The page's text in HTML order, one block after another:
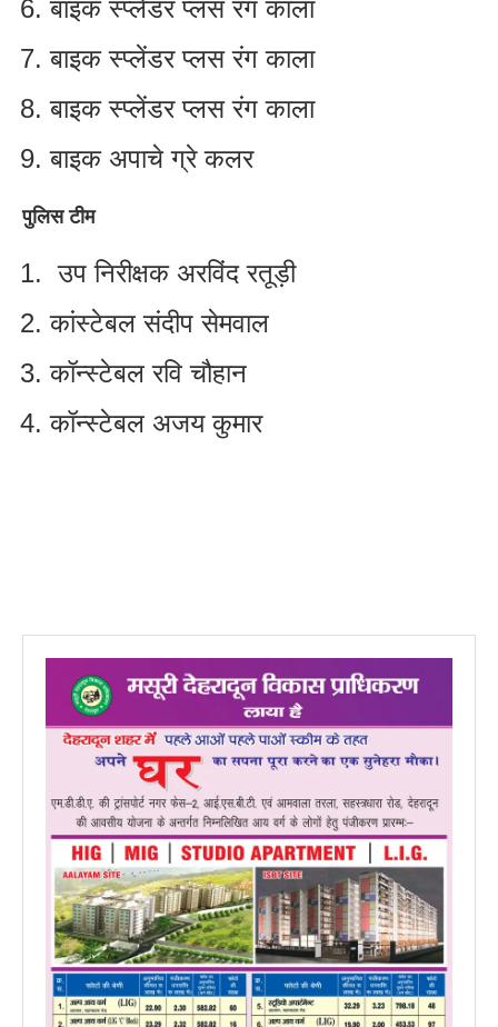
बाइक स्प्लेंडर प्लस रंग काला
बाइक स्प्लेंडर प्लस रंग काला
बाइक स्प्लेंडर प्लस रंग काला
बाइक अपाचे ग्रे कलर
पुलिस टीम
उप निरीक्षक अरविंद रतूड़ी
कांस्टेबल संदीप सेमवाल
कॉन्स्टेबल रवि चौहान
कॉन्स्टेबल अजय कुमार